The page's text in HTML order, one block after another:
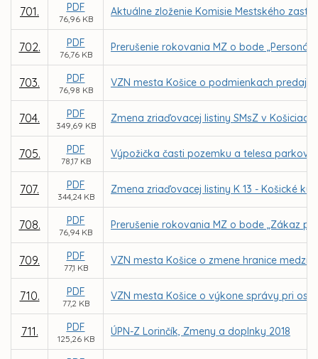
701. PDF
76,96 KB
Aktuálne zloženie Komisie Mestského
702. PDF
76,76 KB
Prerušenie rokovania MZ o bode
703. PDF
76,98 KB
VZN mesta Košice o podmienkach
704. PDF
349,69 KB
Zmena zriaďovacej listiny SMsZ v Košiciach
705. PDF
78,17 KB
Výpožička časti pozemku a telesa
707. PDF
344,24 KB
Zmena zriaďovacej listiny K 13 - Košické
708. PDF
76,94 KB
Prerušenie rokovania MZ o bode „Zákaz
709. PDF
77,1 KB
VZN mesta Košice o zmene hranice medzi
710. PDF
77,2 KB
VZN mesta Košice o výkone správy pri
711. PDF
125,26 KB
ÚPN-Z Lorinčík, Zmeny a doplnky 2018